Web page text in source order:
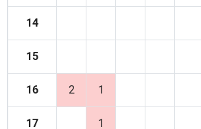
14
15
16 2 1
17 1